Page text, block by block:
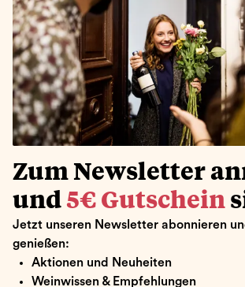
Zum Newsletter
und 5€ Gutschein
Jetzt unseren Newsletter abonnieren
genießen:
Aktionen und Neuheiten
Weinwissen & Empfehlungen